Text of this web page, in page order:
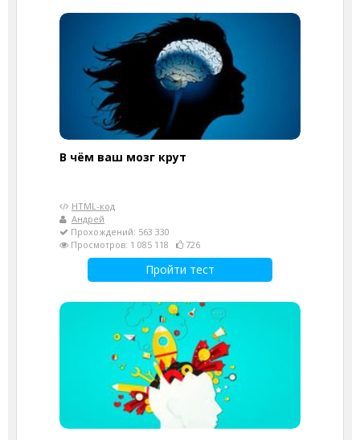
В чём ваш мозг крут
HTML-код
Андрей
Прохождений: 563 330
Просмотров: 1 085 118
726
Пройти тест